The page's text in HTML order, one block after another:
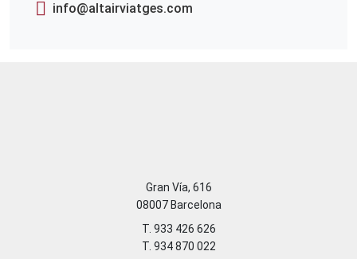
info@altairviatges.com
Gran Vía, 616
08007 Barcelona
T. 933 426 626
T. 934 870 022